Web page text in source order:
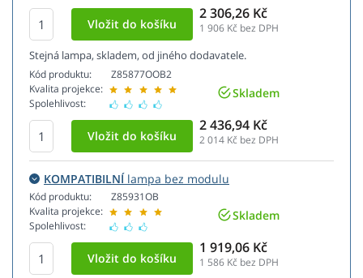
2 306,26 Kč
1 906 Kč bez DPH
Stejná lampa, skladem, od jiného dodavatele.
Kód produktu:
Kvalita projekce:
Spolehlivost:
Z85877OOB2
Skladem
2 436,94 Kč
2 014 Kč bez DPH
KOMPATIBILNÍlampa bez modulu
Kód produktu:
Kvalita projekce:
Spolehlivost:
Z85931OB
Skladem
1 919,06 Kč
1 586 Kč bez DPH